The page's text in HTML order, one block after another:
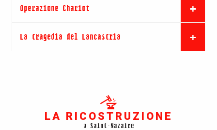
Operazione Chariot
La tragedia del Lancastria
LA RICOSTRUZIONE
a Saint-Nazaire